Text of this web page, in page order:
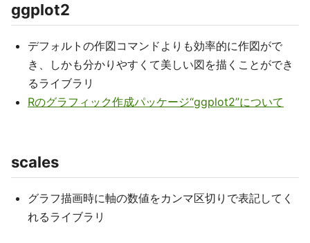
ggplot2
デフォルトの作図コマンドよりも効率的に作図がで
き、しかも分かりやすくて美しい図を描くことができ
るライブラリ
Rのグラフィック作成パッケージ“ggplot2”について
scales
グラフ描画時に軸の数値をカンマ区切りで表記してく
れるライブラリ